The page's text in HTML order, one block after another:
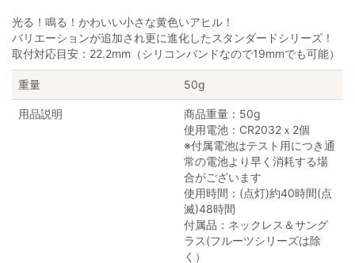
光る！鳴る！かわいい小さな黄色いアヒル！
バリエーションが追加され更に進化したスタンダードシリーズ！
取付対応目安：22.2mm（シリコンバンドなので19mmでも可能）
重量 50g
用品説明
商品重量：50g
使用電池：CR2032ｘ2個
※付属電池はテスト用につき通
常の電池より早く消耗する場
合がございます
使用時間：(点灯)約40時間(点
滅)48時間
付属品：ネックレス＆サング
ラス(フルーツシリーズは除
く）